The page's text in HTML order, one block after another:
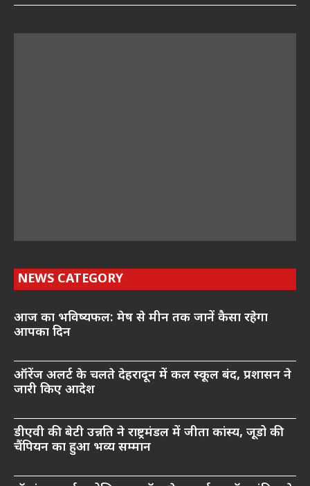
NEWS CATEGORY
आज का भविष्यफल: मेष से मीन तक जानें कैसा रहेगा
आपका दिन
ऑरेंज अलर्ट के चलते देहरादून में कल स्कूल बंद, प्रशासन ने
जारी किए आदेश
डीएवी की बेटी उन्नति ने राष्ट्रमंडल में जीता कांस्य, जूडो की
चैंपियन का हुआ भव्य सम्मान